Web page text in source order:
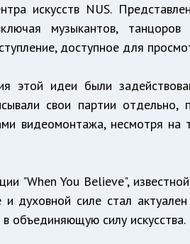
искусств NUS.
музыкантов,
доступное для
этой идеи были
свои партии
видеомонтажа, несмотря на
"When You Believe",
духовной силе стал
объединяющую силу искусства.